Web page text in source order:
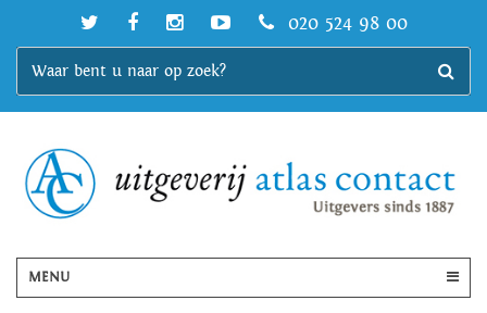
020 524 98 00
MENU